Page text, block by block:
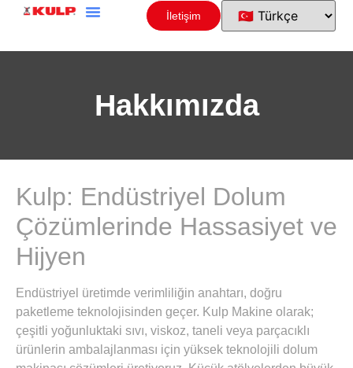
İletişim
Hakkımızda
Kulp: Endüstriyel Dolum
Çözümlerinde Hassasiyet ve
Hijyen
Endüstriyel üretimde verimliliğin anahtarı, doğru
paketleme teknolojisinden geçer. Kulp Makine olarak;
çeşitli yoğunluktaki sıvı, viskoz, taneli veya parçacıklı
ürünlerin ambalajlanması için yüksek teknolojili dolum